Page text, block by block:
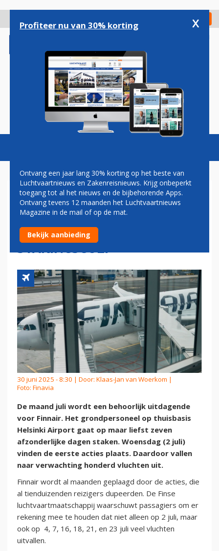
gaan
Check in
Magazine Podcasts Vacatures
FINNAIR STAAT VOOR
CHAOTISCHE MAAND DOOR
AANGEKONDIGDE
STAKINGSGOLF
30 juni 2025 - 8:30 | Door: Klaas-Jan van Woerkom |
Foto: Finavia
De maand juli wordt een behoorlijk uitdagende
voor Finnair. Het grondpersoneel op thuisbasis
Helsinki Airport gaat op maar liefst zeven
afzonderlijke dagen staken. Woensdag (2 juli)
vinden de eerste acties plaats. Daardoor vallen
naar verwachting honderd vluchten uit.
Finnair wordt al maanden geplaagd door de acties, die
al tienduizenden reizigers dupeerden. De Finse
luchtvaartmaatschappij waarschuwt passagiers om er
rekening mee te houden dat niet alleen op 2 juli, maar
ook op 4, 7, 16, 18, 21, en 23 juli veel vluchten
uitvallen.
Profiteer nu van 30% korting x
Ontvang een jaar lang 30% korting op het beste van
Luchtvaartnieuws en Zakenreisnieuws. Krijg onbeperkt
toegang tot al het nieuws en de bijbehorende Apps.
Ontvang tevens 12 maanden het Luchtvaartnieuws
Magazine in de mail of op de mat.
Bekijk aanbieding